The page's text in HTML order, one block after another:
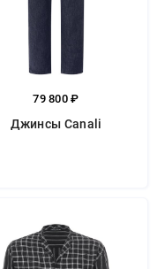
79 800 ₽
Джинсы Canali